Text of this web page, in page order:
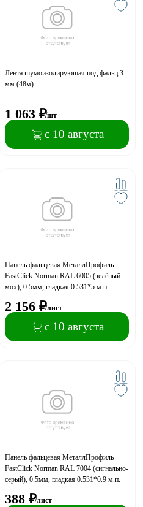
Лента шумоизолирующая под фальц 3
мм (48м)
1 063 ₽/шт
с 10 августа
Панель фальцевая МеталлПрофиль
FastClick Norman RAL 6005 (зелёный
мох), 0.5мм, гладкая 0.531*5 м.п.
2 156 ₽/лист
с 10 августа
Панель фальцевая МеталлПрофиль
FastClick Norman RAL 7004 (сигнально-
серый), 0.5мм, гладкая 0.531*0.9 м.п.
388 ₽/лист